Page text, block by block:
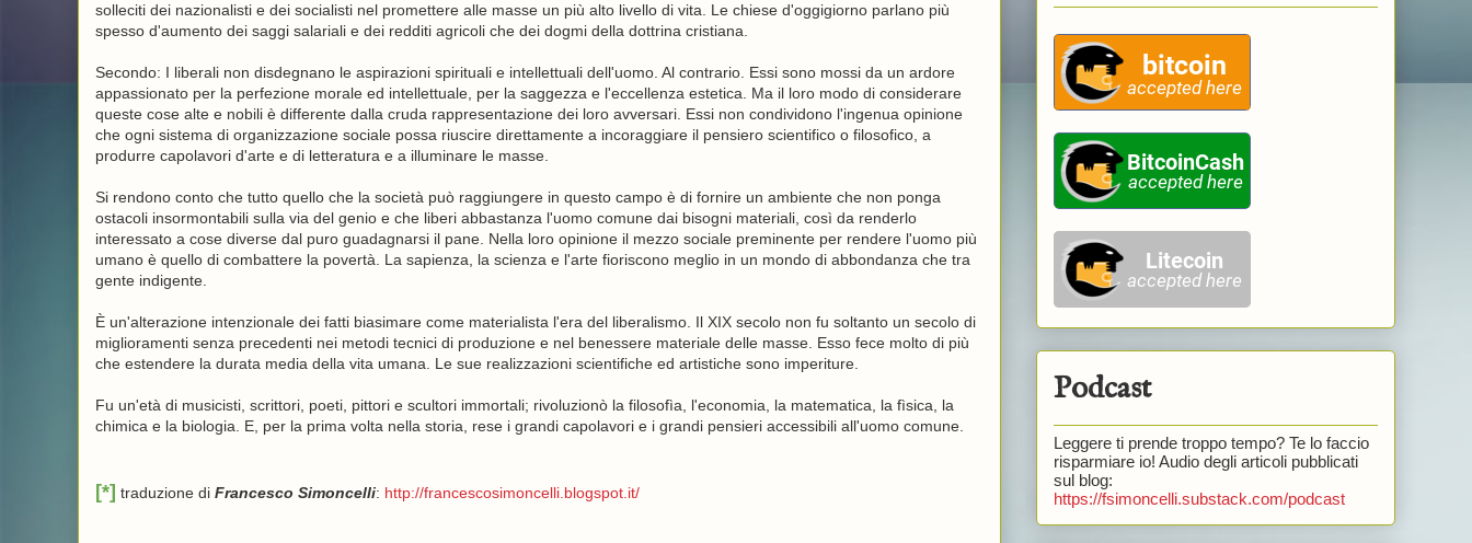
solleciti dei nazionalisti e dei socialisti nel promettere alle masse un più alto livello di vita. Le chiese d'oggigiorno parlano più
spesso d'aumento dei saggi salariali e dei redditi agricoli che dei dogmi della dottrina cristiana.
Secondo: I liberali non disdegnano le aspirazioni spirituali e intellettuali dell'uomo. Al contrario. Essi sono mossi da un ardore
appassionato per la perfezione morale ed intellettuale, per la saggezza e l'eccellenza estetica. Ma il loro modo di considerare
queste cose alte e nobili è differente dalla cruda rappresentazione dei loro avversari. Essi non condividono l'ingenua opinione
che ogni sistema di organizzazione sociale possa riuscire direttamente a incoraggiare il pensiero scientifico o filosofico, a
produrre capolavori d'arte e di letteratura e a illuminare le masse.
Si rendono conto che tutto quello che la società può raggiungere in questo campo è di fornire un ambiente che non ponga
ostacoli insormontabili sulla via del genio e che liberi abbastanza l'uomo comune dai bisogni materiali, così da renderlo
interessato a cose diverse dal puro guadagnarsi il pane. Nella loro opinione il mezzo sociale preminente per rendere l'uomo più
umano è quello di combattere la povertà. La sapienza, la scienza e l'arte fioriscono meglio in un mondo di abbondanza che tra
gente indigente.
È un'alterazione intenzionale dei fatti biasimare come materialista l'era del liberalismo. Il XIX secolo non fu soltanto un secolo di
miglioramenti senza precedenti nei metodi tecnici di produzione e nel benessere materiale delle masse. Esso fece molto di più
che estendere la durata media della vita umana. Le sue realizzazioni scientifiche ed artistiche sono imperiture.
Fu un'età di musicisti, scrittori, poeti, pittori e scultori immortali; rivoluzionò la filosofìa, l'economia, la matematica, la fìsica, la
chimica e la biologia. E, per la prima volta nella storia, rese i grandi capolavori e i grandi pensieri accessibili all'uomo comune.
[*] traduzione di Francesco Simoncelli: http://francescosimoncelli.blogspot.it/
Podcast
Leggere ti prende troppo tempo? Te lo faccio
risparmiare io! Audio degli articoli pubblicati
sul blog:
https://fsimoncelli.substack.com/podcast